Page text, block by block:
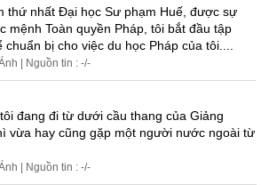
thứ nhất Đại học Sư phạm Huế, được sự
mệnh Toàn quyền Pháp, tôi bắt đầu tập
bị cho việc du học Pháp của tôi....
| Nguồn tin : -/-
đang đi từ dưới cầu thang của Giảng
vừa hay cũng gặp một người nước ngoài từ
| Nguồn tin : -/-